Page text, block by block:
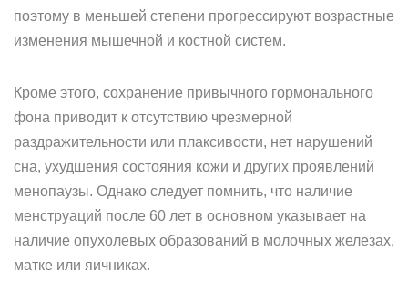
поэтому в меньшей степени прогрессируют возрастные
изменения мышечной и костной систем.
Кроме этого, сохранение привычного гормонального
фона приводит к отсутствию чрезмерной
раздражительности или плаксивости, нет нарушений
сна, ухудшения состояния кожи и других проявлений
менопаузы. Однако следует помнить, что наличие
менструаций после 60 лет в основном указывает на
наличие опухолевых образований в молочных железах,
матке или яичниках.